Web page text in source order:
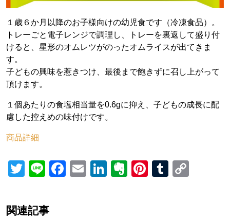
１歳６か月以降のお子様向けの幼児食です（冷凍食品）。
トレーごと電子レンジで調理し、トレーを裏返して盛り付
けると、星形のオムレツがのったオムライスが出てきま
す。
子どもの興味を惹きつけ、最後まで飽きずに召し上がって
頂けます。
１個あたりの食塩相当量を0.6gに抑え、子どもの成長に配
慮した控えめの味付けです。
商品詳細
Twitter
LineFacebook
EmailLinkedIn
Evernote
Pinterest
Tumblr
関連記事